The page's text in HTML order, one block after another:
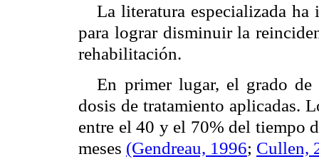
La literatura especializada
para lograr disminuir la
rehabilitación.
En primer lugar, el grado de
dosis de tratamiento aplicadas.
entre el 40 y el 70% del tiempo
meses (Gendreau, 1996; Cullen,